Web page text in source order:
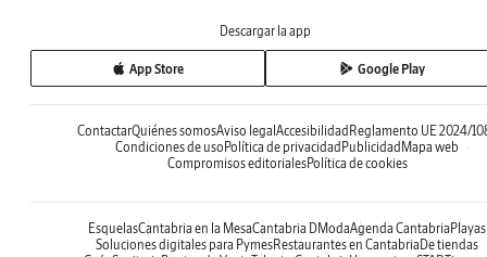
Descargar la app
App Store Google Play
ContactarQuiénes somosAviso legal Accesibilidad Reglamento UE 2024/
Condiciones de uso Política de privacidad Publicidad Mapa web
Compromisos editorialesPolítica de cookies
EsquelasCantabria en la MesaCantabria DModaAgenda Cantabria Playas
Soluciones digitales para PymesRestaurantes en Cantabria De tiendas